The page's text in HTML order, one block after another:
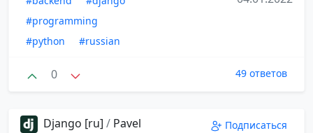
#programming
#python
#russian
0 49 ответов
Django [ru] / Pavel Подписаться